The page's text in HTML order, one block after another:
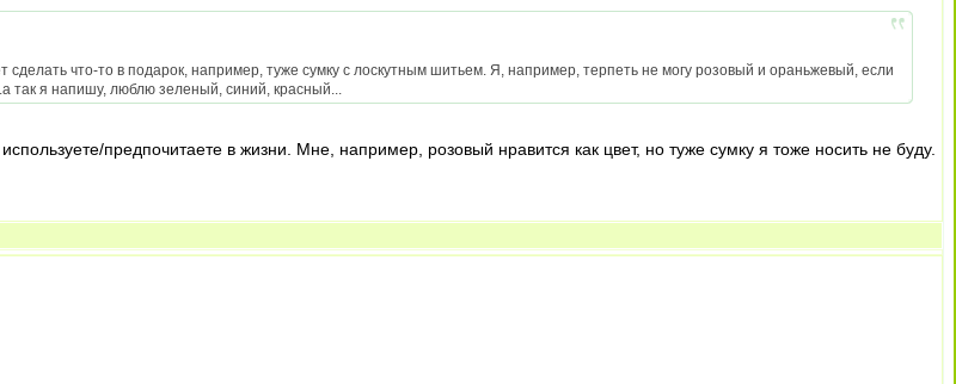
сделать что-то в подарок, например, туже сумку с лоскутным шитьем. Я, например, терпеть не могу розовый и ораньжевый, если
так я напишу, люблю зеленый, синий, красный...
предпочитаете в жизни. Мне, например, розовый нравится как цвет, но туже сумку я тоже носить не буду.